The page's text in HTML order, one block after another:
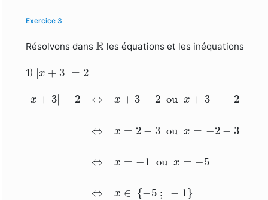
Exercice 3
Résolvons dansR
R les équations et les inéquations
1) |x + 3| = 2
| + 3|=
|x + 3| = 2 ⇔ x + 3 = 2 ou x + 3 = −2
⇔ x = 2 − 3 ou x = −2 − 3
⇔ x = −1 ou x = −5
⇔ x ∈ {−5 ; − 1}
| 3 |= ⇔ ou 3 ⇔x = ou